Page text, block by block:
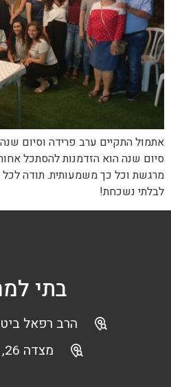
אתמול התקיים ערב פרידה וסיום
סיום שנה הוא הזדמנות להסתכל
מרגשת וכל כך משמעותית. תודה
לבלתי נשכחת!
בתי
הרב רפאל ביטון 8, הוד
מצדה 26, באר שבע